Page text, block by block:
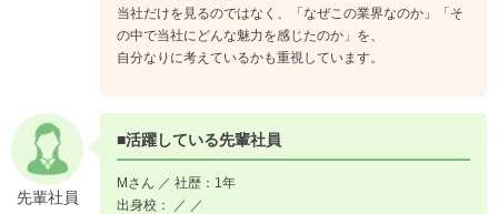
当社だけを見るのではなく、「なぜこの業界なのか」「そ
の中で当社にどんな魅力を感じたのか」を、
自分なりに考えているかも重視しています。
先輩社員
■活躍している先輩社員
Mさん ／ 社歴：1年
出身校： ／ ／